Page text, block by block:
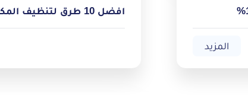
المزيد
افضل 10 طرق لتنظيف المكيف بالماء والخل